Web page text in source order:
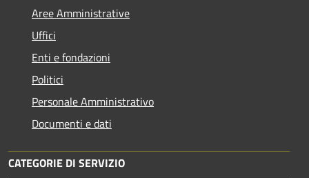
Aree Amministrative
Uffici
Enti e fondazioni
Politici
Personale Amministrativo
Documenti e dati
CATEGORIE DI SERVIZIO